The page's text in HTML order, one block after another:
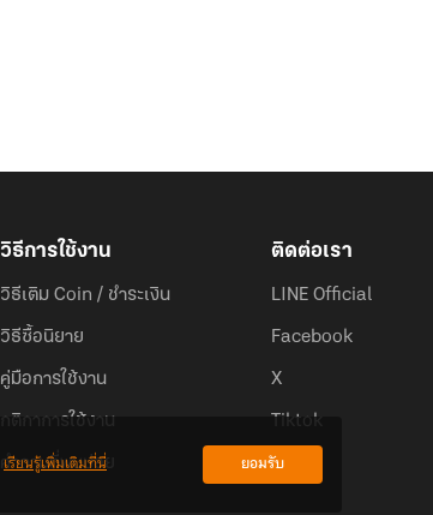
วิธีการใช้งาน
วิธีเติม Coin / ชำระเงิน
วิธีซื้อนิยาย
คู่มือการใช้งาน
กติกาการใช้งาน
คำถามที่พบบ่อย
ติดต่อเรา
LINE Official
Facebook
X
Tiktok
เรียนรู้เพิ่มเติมที่นี่ ยอมรับ